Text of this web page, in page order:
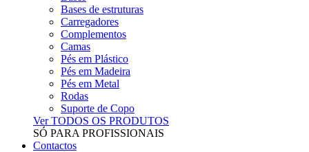
Bases de estruturas
Carregadores
Complementos
Camas
Pés em Plástico
Pés em Madeira
Pés em Metal
Rodas
Suporte de Copo
Ver TODOS OS PRODUTOS
SÓ PARA PROFISSIONAIS
Contactos